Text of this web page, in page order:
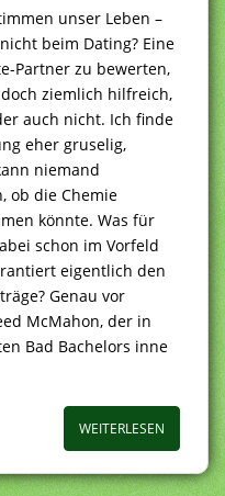
unser Leben –
beim Dating? Eine
Partner zu bewerten,
ziemlich hilfreich,
auch nicht. Ich finde
eher gruselig,
niemand
ob die Chemie
könnte. Was für
schon im Vorfeld
eigentlich den
Genau vor
McMahon, der in
Bad Bachelors inne
WEITERLESEN